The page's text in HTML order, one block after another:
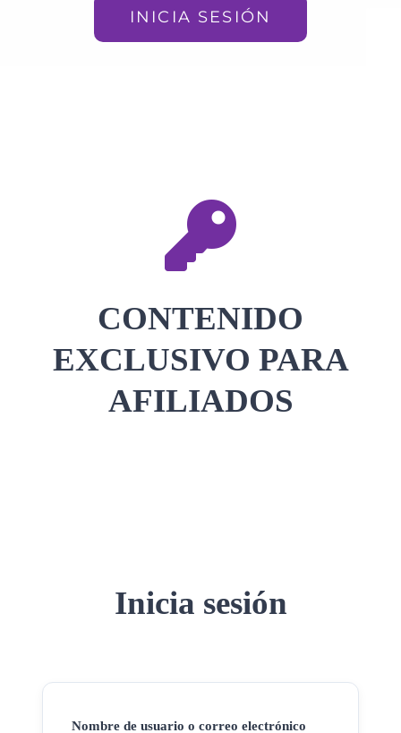
INICIA SESIÓN
CONTENIDO
EXCLUSIVO PARA
AFILIADOS
Inicia sesión
Nombre de usuario o correo electrónico